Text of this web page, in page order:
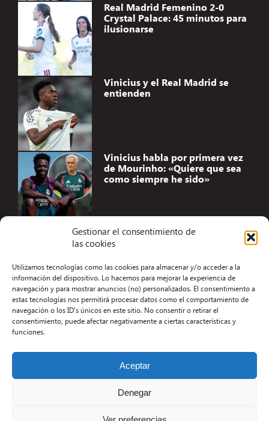
Gestionar el consentimiento de
las cookies
Utilizamos tecnologías como las cookies para almacenar y/o acceder a la
información del dispositivo. Lo hacemos para mejorar la experiencia de
navegación y para mostrar anuncios (no) personalizados. El consentimiento a
estas tecnologías nos permitirá procesar datos como el comportamiento de
navegación o los ID's únicos en este sitio. No consentir o retirar el
consentimiento, puede afectar negativamente a ciertas características y
funciones.
Aceptar
Denegar
Real Madrid Femenino 2-0
Crystal Palace: 45 minutos para
ilusionarse
Vinicius y el Real Madrid se
entienden
Vinicius habla por primera vez
de Mourinho: «Quiere que sea
como siempre he sido»
Aviso Legal
Términos y condiciones
Política de privacidad
Contacto
Desarrollo Web por Kiwop